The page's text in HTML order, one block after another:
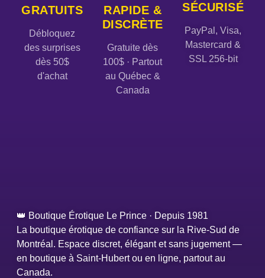
GRATUITS
Débloquez
des surprises
dès 50$
d'achat
RAPIDE &
DISCRÈTE
Gratuite dès
100$ · Partout
au Québec &
Canada
SÉCURISÉ
PayPal, Visa,
Mastercard &
SSL 256-bit
👑 Boutique Érotique Le Prince · Depuis 1981
La boutique érotique de confiance sur la Rive-Sud de
Montréal. Espace discret, élégant et sans jugement —
en boutique à Saint-Hubert ou en ligne, partout au
Canada.